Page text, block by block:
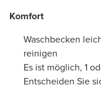
Komfort
Waschbecken
reinigen
Es ist möglich, 1
Entscheiden Sie